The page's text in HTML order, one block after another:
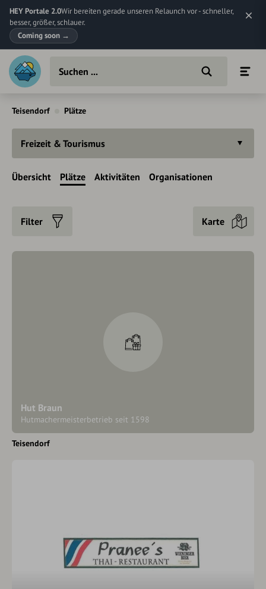
HEY Portale 2.0Wir bereiten gerade unseren Relaunch vor - schneller,
besser, größer, schlauer.
Coming soon →
Teisendorf Plätze
Freizeit & Tourismus
Übersicht Plätze Aktivitäten Organisationen
Filter Karte
Hut Braun
Hutmachermeisterbetrieb seit 1598
Teisendorf